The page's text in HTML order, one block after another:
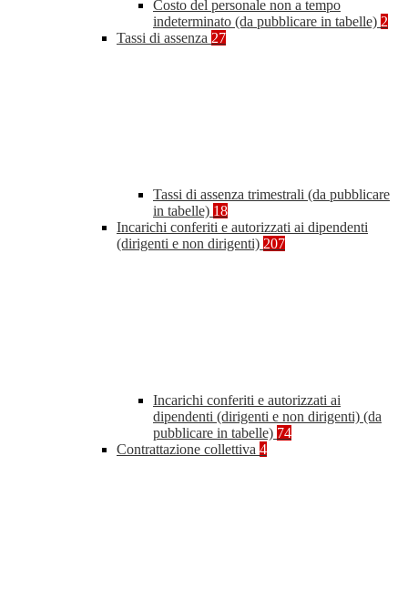
Costo del personale non a tempo
indeterminato (da pubblicare in tabelle) 2
Tassi di assenza 27
Tassi di assenza trimestrali (da pubblicare
in tabelle) 18
Incarichi conferiti e autorizzati ai dipendenti
(dirigenti e non dirigenti) 207
Incarichi conferiti e autorizzati ai
dipendenti (dirigenti e non dirigenti) (da
pubblicare in tabelle) 74
Contrattazione collettiva 4